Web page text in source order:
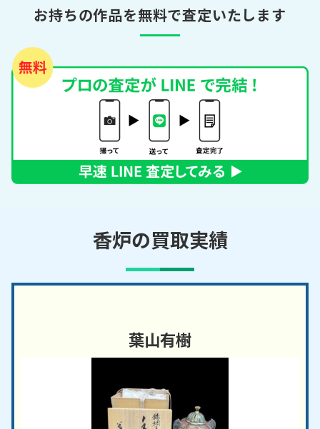
お持ちの作品を無料で査定いたします
香炉の買取実績
葉山有樹